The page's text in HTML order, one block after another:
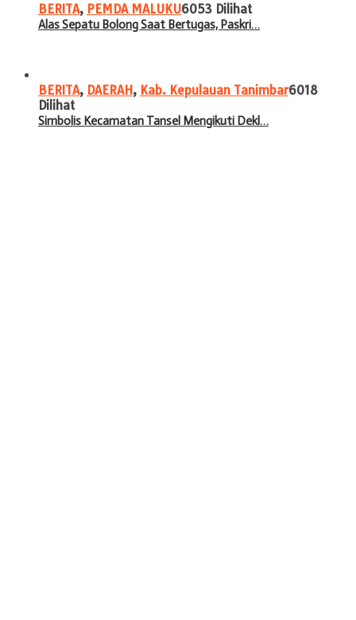
BERITA, PEMDA MALUKU6053 Dilihat
Alas Sepatu Bolong Saat Bertugas, Paskri…
BERITA, DAERAH, Kab. Kepulauan Tanimbar6018
Dilihat
Simbolis Kecamatan Tansel Mengikuti Dekl…